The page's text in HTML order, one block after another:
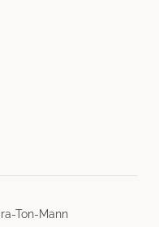
Ton-Mann